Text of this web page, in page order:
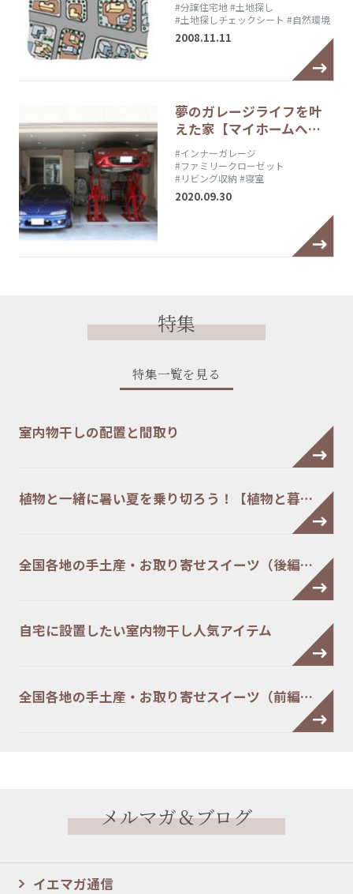
#分譲住宅地#土地探し
#土地探しチェックシート #自然環境
2008.11.11
夢のガレージライフを叶
えた家【マイホームへ…
#インナーガレージ
#ファミリークローゼット
#リビング収納 #寝室
2020.09.30
特集
特集一覧を見る
室内物干しの配置と間取り
植物と一緒に暑い夏を乗り切ろう！【植物と暮…
全国各地の手土産・お取り寄せスイーツ（後編…
自宅に設置したい室内物干し人気アイテム
全国各地の手土産・お取り寄せスイーツ（前編…
メルマガ＆ブログ
イエマガ通信